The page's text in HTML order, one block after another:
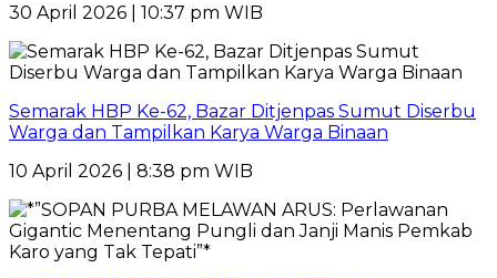
30 April 2026 | 10:37 pm WIB
Semarak HBP Ke-62, Bazar Ditjenpas Sumut Diserbu
Warga dan Tampilkan Karya Warga Binaan
10 April 2026 | 8:38 pm WIB